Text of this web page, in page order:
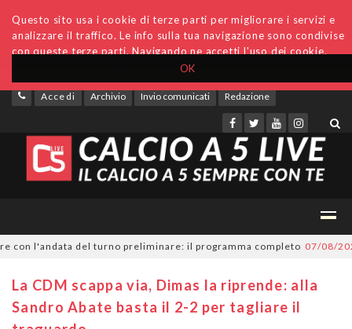
OK
Questo sito usa i cookie di terze parti per migliorare i servizi e
analizzare il traffico. Le info sulla tua navigazione sono condivise
con queste terze parti. Navigando ne accetti l'uso dei cookie.
Accedi Archivio Invio comunicati Redazione
l'andata del turno preliminare: il programma completo 07/08/2026
La CDM scappa via, Dimas la riprende: alla
Sandro Abate basta il 2-2 per tagliare il